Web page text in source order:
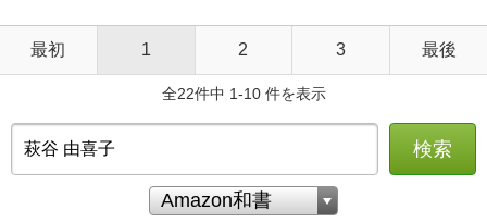
最初 1 2 3 最後
全22件中 1-10 件を表示
検索